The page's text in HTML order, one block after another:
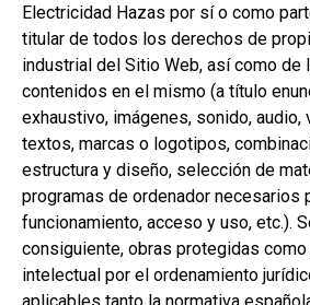
Electricidad Hazas por sí o como
titular de todos los derechos de
industrial del Sitio Web, así como de
contenidos en el mismo (a título
exhaustivo, imágenes, sonido,
textos, marcas o logotipos,
estructura y diseño, selección de
programas de ordenador necesarios
funcionamiento, acceso y uso, etc.).
consiguiente, obras protegidas
intelectual por el ordenamiento